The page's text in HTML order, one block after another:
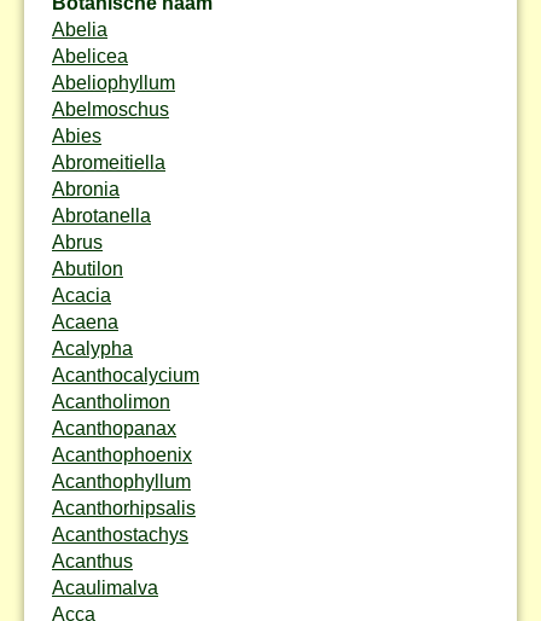
Abelia
Abelicea
Abeliophyllum
Abelmoschus
Abies
Abromeitiella
Abronia
Abrotanella
Abrus
Abutilon
Acacia
Acaena
Acalypha
Acanthocalycium
Acantholimon
Acanthopanax
Acanthophoenix
Acanthophyllum
Acanthorhipsalis
Acanthostachys
Acanthus
Acaulimalva
Acca